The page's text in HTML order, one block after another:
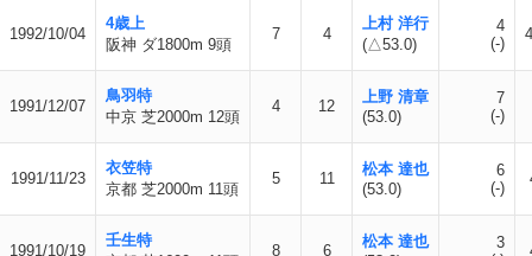
1992/10/04
4歳上
阪神 ダ1800m 9頭
7 4
上村 洋行
(△53.0)
4
(-)
1991/12/07
鳥羽特
中京 芝2000m 12頭
4 12
上野 清章
(53.0)
7
(-)
1991/11/23
衣笠特
京都 芝2000m 11頭
5 11
松本 達也
(53.0)
6
(-)
1991/10/19
壬生特
8 6
松本 達也
3